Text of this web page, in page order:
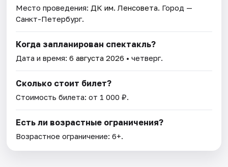
Место проведения: ДК им. Ленсовета. Город —
Санкт-Петербург.
Когда запланирован спектакль?
Дата и время:6 августа 2026 • четверг.
Сколько стоит билет?
Стоимость билета: от 1 000 ₽.
Есть ли возрастные ограничения?
Возрастное ограничение: 6+.